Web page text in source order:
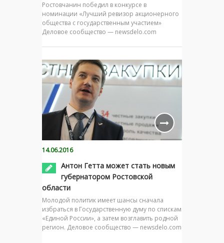
Ростовчанин победил в конкурсе в
номинации «Лучший ревизор акционерного
общества с государственным участием»
Деловое сообщество — newsdelo.com
14.06.2016
Антон Гетта может стать новым
губернатором Ростовской
области
Молодой политик имеет шансы сначала
избраться в Государственную думу по спискам
«Единой России», а затем возглавить родной
регион. Деловое сообщество — newsdelo.com